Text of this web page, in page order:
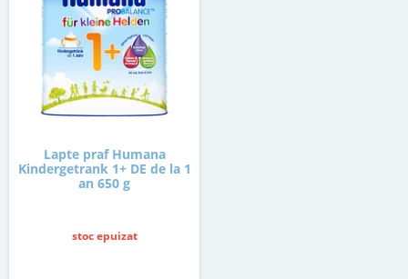
Lapte praf Humana
Kindergetrank 1+ DE de la 1
an 650 g
stoc epuizat